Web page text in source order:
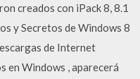
creados con iPack 8, 8.1
y Secretos de Windows 8
de Internet
en Windows , aparecerá